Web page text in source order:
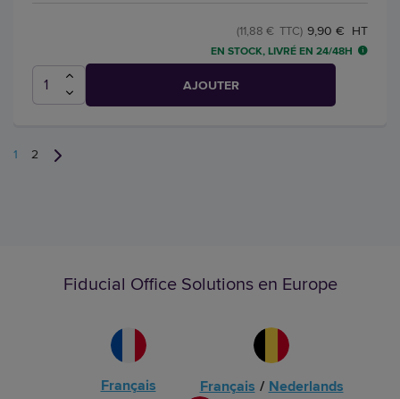
9,90 € HT
(11,88 € TTC)
EN STOCK, LIVRÉ EN 24/48H
AJOUTER
1 2
Fiducial Office Solutions en Europe
Français Français / Nederlands